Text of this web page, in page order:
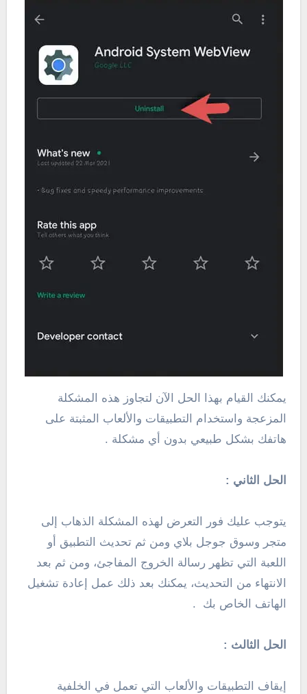
يمكنك القيام بهذا الحل الآن لتجاوز هذه المشكلة
المزعجة واستخدام التطبيقات والألعاب المثبتة على
هاتفك بشكل طبيعي بدون أي مشكلة .
الحل الثاني :
يتوجب عليك فور التعرض لهذه المشكلة الذهاب إلى
متجر وسوق جوجل بلاي ومن ثم تحديث التطبيق أو
اللعبة التي تظهر رسالة الخروج المفاجئ، ومن ثم بعد
الانتهاء من التحديث، يمكنك بعد ذلك عمل إعادة تشغيل
الهاتف الخاص بك .
الحل الثالث :
إيقاف التطبيقات والألعاب التي تعمل في الخلفية